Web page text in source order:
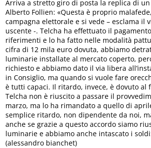
Arriva a stretto giro di posta la replica di
Alberto Follien: «Questa è proprio
campagna elettorale e si vede – esclama il
uscente -. Telcha ha effettuato il
riferimenti e lo ha fatto nelle modalità
cifra di 12 mila euro dovuta, abbiamo
luminarie installate al mercato coperto,
richiesto e abbiamo dato il via libera
in Consiglio, ma quando si vuole fare
è tutti capaci. Il ritardo, invece, è dovuto al
Telcha non è riuscito a passare il
marzo, ma lo ha rimandato a quello di
semplice ritardo, non dipendente da noi,
anche se grazie a questo accordo siamo
luminarie e abbiamo anche intascato i
(alessandro bianchet)